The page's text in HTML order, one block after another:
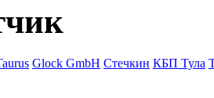
Glock GmbH Стечкин КБП Тула